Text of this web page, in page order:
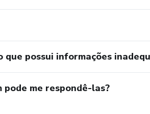
que possui informações
pode me respondê-las?